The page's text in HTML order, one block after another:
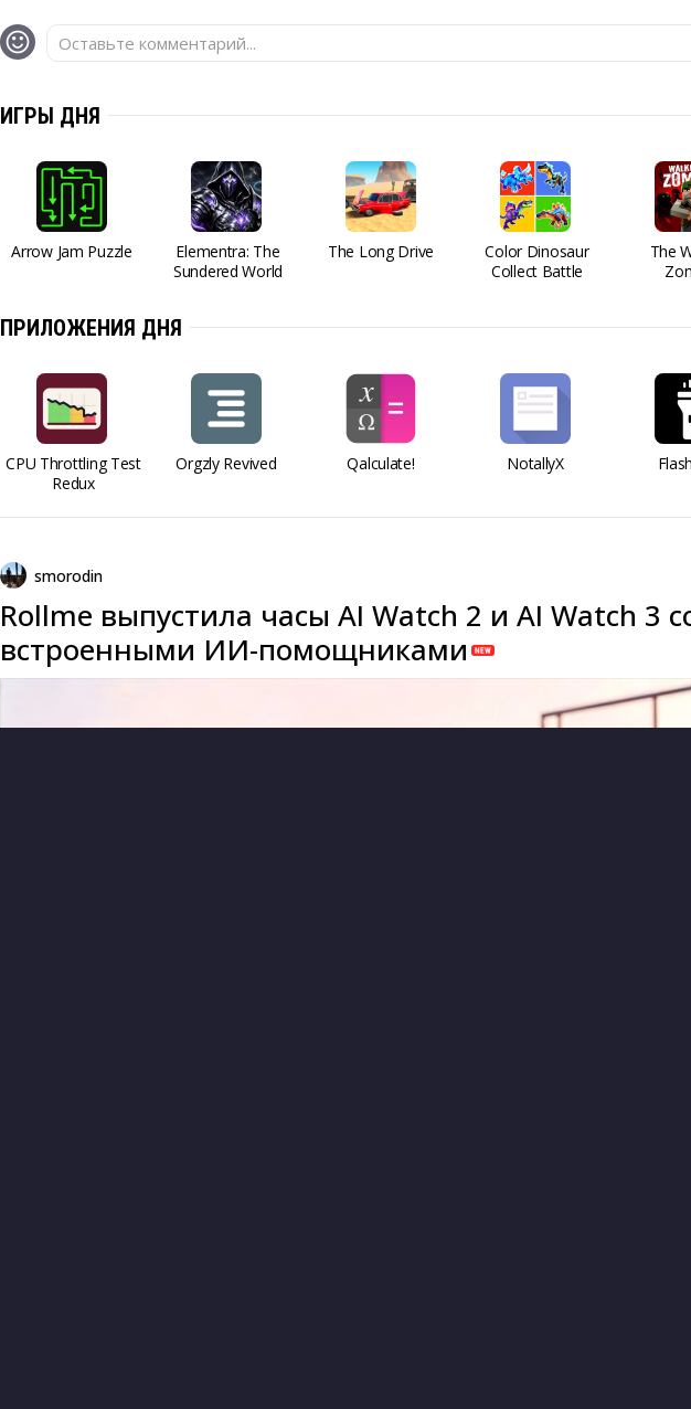
Оставьте комментарий...
ИГРЫ ДНЯ
Arrow Jam Puzzle
Elementra: The
Sundered World
The Long Drive
Color Dinosaur
Collect Battle
The
ПРИЛОЖЕНИЯ ДНЯ
CPU Throttling Test
Redux
Orgzly Revived Qalculate! NotallyX
smorodin
Rollme выпустила часы AI Watch 2 и AI Watch 3
встроенными ИИ-помощниками